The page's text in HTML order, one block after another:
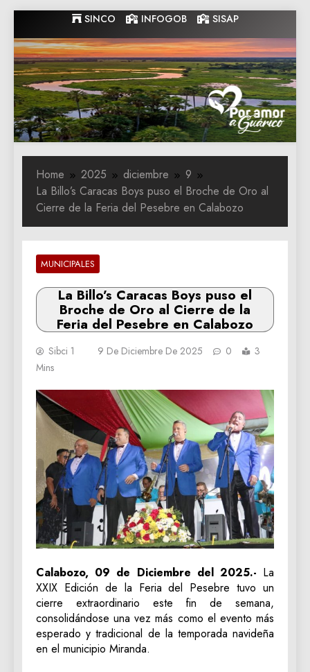
to
content
SINCO INFOGOB SISAP
Gobernacion
de Guarico
Gobernacion de Guarico
Home 2025 diciembre
9
La Billo’s Caracas Boys puso el Broche de Oro al
Cierre de la Feria del Pesebre en Calabozo
MUNICIPALES
La Billo’s Caracas Boys puso el
Broche de Oro al Cierre de la
Feria del Pesebre en Calabozo
Sibci 1 9 De Diciembre De 2025 0
3
Mins
Calabozo, 09 de Diciembre del 2025.- La
XXIX Edición de la Feria del Pesebre tuvo un
cierre extraordinario este fin de semana,
consolidándose una vez más como el evento más
esperado y tradicional de la temporada navideña
en el municipio Miranda.